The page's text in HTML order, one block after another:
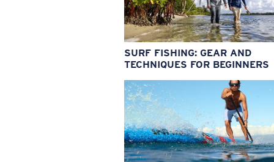
SURF FISHING: GEAR AND
TECHNIQUES FOR BEGINNERS